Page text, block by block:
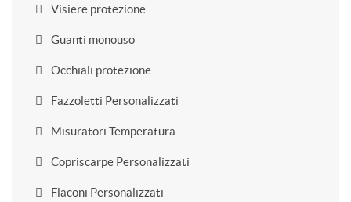
Visiere protezione
Guanti monouso
Occhiali protezione
Fazzoletti Personalizzati
Misuratori Temperatura
Copriscarpe Personalizzati
Flaconi Personalizzati